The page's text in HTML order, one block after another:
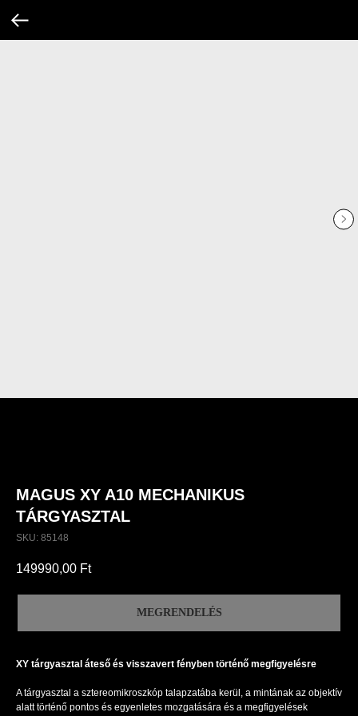
MAGUS XY A10 MECHANIKUS
TÁRGYASZTAL
SKU: 85148
149990,00 Ft
MEGRENDELÉS
XY tárgyasztal áteső és visszavert fényben történő megfigyelésre
A tárgyasztal a sztereomikroszkóp talapzatába kerül, a mintának az objektív
alatt történő pontos és egyenletes mozgatására és a megfigyelések